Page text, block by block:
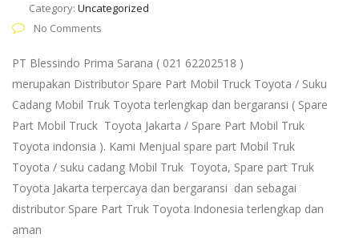
Category: Uncategorized
No Comments
PT Blessindo Prima Sarana ( 021 62202518 )
merupakan Distributor Spare Part Mobil Truck Toyota / Suku
Cadang Mobil Truk Toyota terlengkap dan bergaransi ( Spare
Part Mobil Truck Toyota Jakarta / Spare Part Mobil Truk
Toyota indonsia ). Kami Menjual spare part Mobil Truk
Toyota / suku cadang Mobil Truk Toyota, Spare part Truk
Toyota Jakarta terpercaya dan bergaransi dan sebagai
distributor Spare Part Truk Toyota Indonesia terlengkap dan
aman